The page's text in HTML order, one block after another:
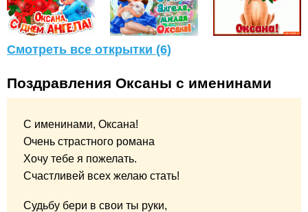
Смотреть все открытки (6)
Поздравления Оксаны с именинами
С именинами, Оксана!
Очень страстного романа
Хочу тебе я пожелать.
Счастливей всех желаю стать!
Судьбу бери в свои ты руки,